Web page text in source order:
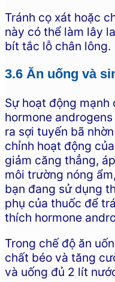
Tránh cọ xát hoặc
này có thể làm lây
bít tắc lỗ chân lông.
3.6 Ăn uống và
Sự hoạt động
hormone
ra sợi tuyến bã
chỉnh hoạt động
giảm căng thẳng,
môi trường nóng
bạn đang sử dụng
phụ của thuốc để
thích hormone
Trong chế độ ăn
chất béo và tăng
và uống đủ 2 lít